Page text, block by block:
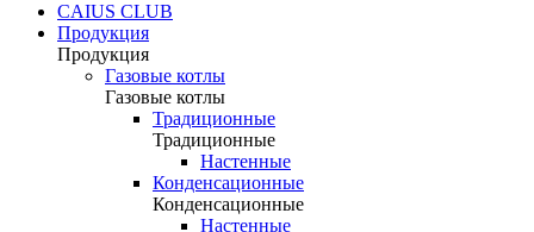
CAIUS CLUB
Продукция
Продукция
Газовые котлы
Газовые котлы
Традиционные
Традиционные
Настенные
Конденсационные
Конденсационные
Настенные